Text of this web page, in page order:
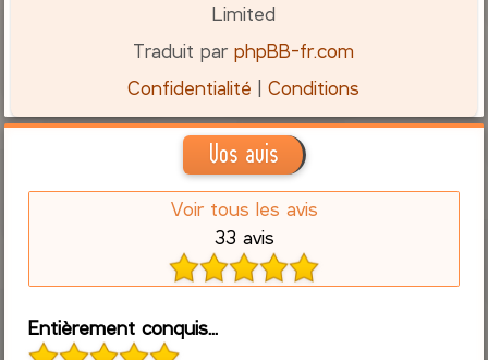
Limited
Traduit parphpBB-fr.com
Confidentialité |Conditions
Vos avis
Voir tous les avis
33 avis
Entièrement conquis...